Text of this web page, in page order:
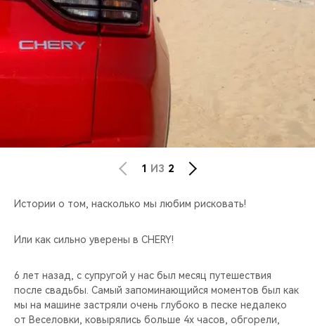
CHERY CONNECT
1 ИЗ 2
Истории о том, насколько мы любим рисковать!
Или как сильно уверены в CHERY!
6 лет назад, с супругой у нас был месяц путешествия
после свадьбы. Самый запоминающийся моментов был как
мы на машине застряли очень глубоко в песке недалеко
от Веселовки, ковырялись больше 4х часов, обгорели,